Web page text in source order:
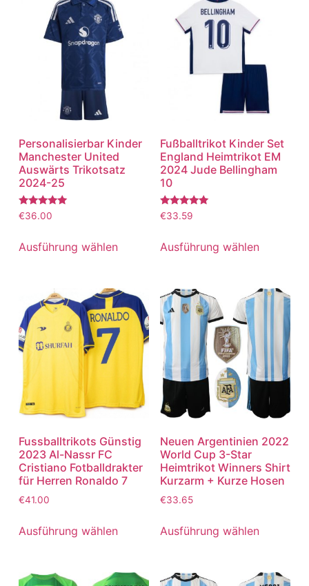
Personalisierbar Kinder
Manchester United
Auswärts Trikotsatz
2024-25
Bewertet
mit
von 5
€36.00
Ausführung wählen
Fußballtrikot Kinder Set
England Heimtrikot EM
2024 Jude Bellingham
10
Bewertet
mit
von 5
€33.59
Ausführung wählen
Fussballtrikots Günstig
2023 Al-Nassr FC
Cristiano Fotballdrakter
für Herren Ronaldo 7
€41.00
Ausführung wählen
Neuen Argentinien 2022
World Cup 3-Star
Heimtrikot Winners Shirt
Kurzarm + Kurze Hosen
€33.65
Ausführung wählen